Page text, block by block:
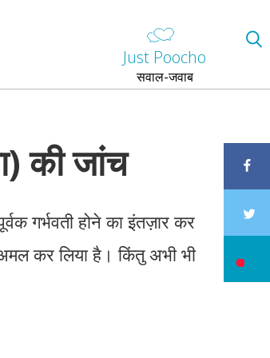
Just Poocho
सवाल-जवाब
की जांच
गर्भवती होने का इंतज़ार कर
कर लिया है। किंतु अभी भी